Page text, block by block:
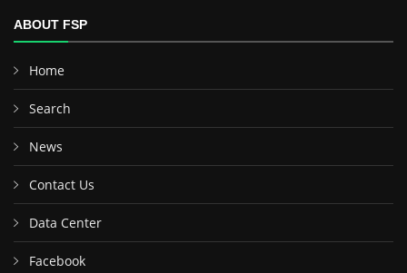
ABOUT FSP
Home
Search
News
Contact Us
Data Center
Facebook